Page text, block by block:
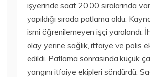
işyerinde saat 20.00 sıralarında
yapıldığı sırada patlama oldu.
ismi öğrenilemeyen işçi yaralandı.
olay yerine sağlık, itfaiye ve polis
edildi. Patlama sonrasında küçük
yangını itfaiye ekipleri söndürdü.